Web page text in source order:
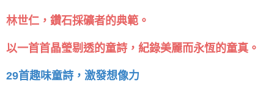
林世仁，鑽石採礦者的典範。
以一首首晶瑩剔透的童詩，紀錄美麗而永恆的童真。
29首趣味童詩，激發想像力